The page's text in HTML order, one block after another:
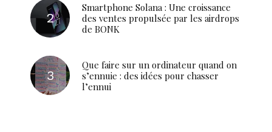
Smartphone Solana : Une croissance
des ventes propulsée par les airdrops
de BONK
Que faire sur un ordinateur quand on
s’ennuie : des idées pour chasser
l’ennui